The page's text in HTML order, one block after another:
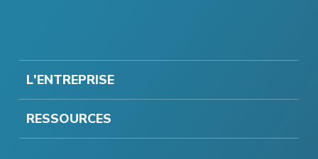
L'ENTREPRISE
RESSOURCES